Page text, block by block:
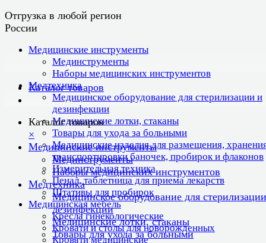
Отгрузка в любой регион
России
Медицинские инструменты
Мединструменты
Наборы медицинских инструментов
Медтехника
Медицинское оборудование для стерилизации и
дезинфекции
Медицинские лотки, стаканы
Товары для ухода за больными
Медицинские изделия для размещения,
транспортировки баночек, пробирок и флаконов
Измерительная техника
Пенал, таблетница для приема лекарств
Штативы для пробирок
Медицинская мебель
Кресла гинекологические
Кровати и столы для новорожденных
Кровати медицинские
Каталог товаров
Каталог товаров
×
Медицинские инструменты
Мединструменты
Наборы медицинских инструментов
Медтехника
Медицинское оборудование для
дезинфекции
Медицинские лотки, стаканы
Товары для ухода за больными